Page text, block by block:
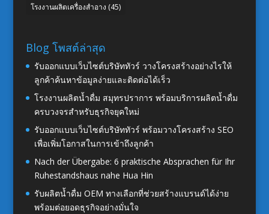
โรงงานผลิตเครื่องสำอาง (45)
Blog โพสต์ล่าสุด
รับออกแบบเว็บไซต์บริษัททัวร์ วางโครงสร้างอย่างไรให้
ลูกค้าค้นหาข้อมูลง่ายและติดต่อได้เร็ว
โรงงานผลิตน้ำดื่ม สมุทรปราการ พร้อมบริการผลิตน้ำดื่ม
ครบวงจรสำหรับธุรกิจยุคใหม่
รับออกแบบเว็บไซต์บริษัททัวร์ พร้อมวางโครงสร้าง SEO
เพื่อเพิ่มโอกาสในการเข้าถึงลูกค้า
Nach der Übergabe: 6 praktische Absprachen für Ihr
Ruhestandshaus nahe Hua Hin
รับผลิตน้ำดื่ม OEM ทางเลือกที่ช่วยสร้างแบรนด์ได้ง่าย
พร้อมต่อยอดธุรกิจอย่างมั่นใจ